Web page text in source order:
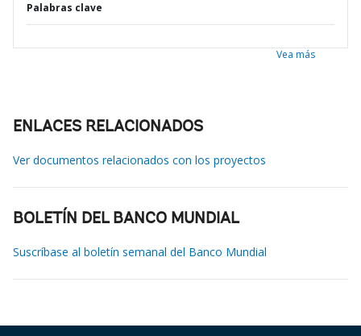
Palabras clave
Vea más
ENLACES RELACIONADOS
Ver documentos relacionados con los proyectos
BOLETÍN DEL BANCO MUNDIAL
Suscríbase al boletín semanal del Banco Mundial